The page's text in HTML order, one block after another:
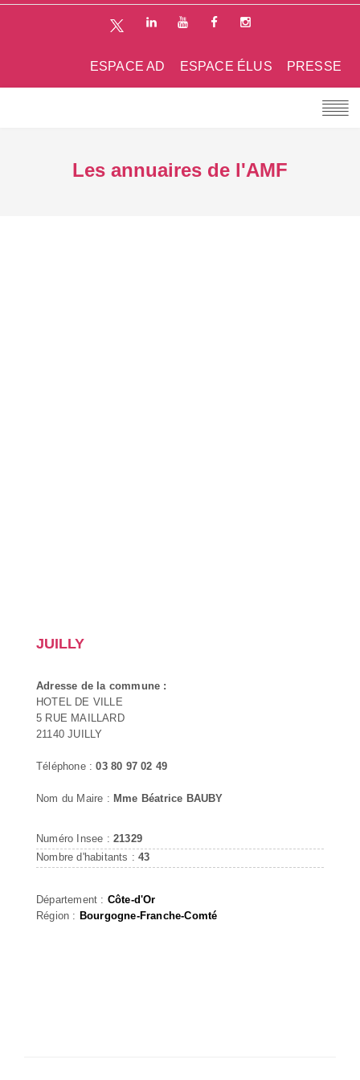
PRESSE
ESPACE ÉLUS
ESPACE AD
Les annuaires de l'AMF
JUILLY
Adresse de la commune :
HOTEL DE VILLE
5 RUE MAILLARD
21140 JUILLY
Téléphone :03 80 97 02 49
Nom du Maire : Mme Béatrice BAUBY
Numéro Insee : 21329
Nombre d'habitants :43
Département : Côte-d'Or
Région : Bourgogne-Franche-Comté